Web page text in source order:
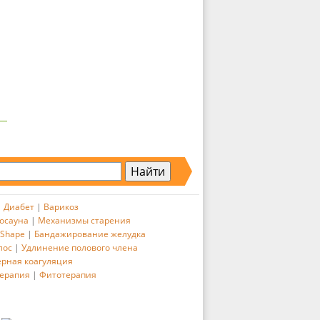
Диабет| Варикоз
| Механизмы старения
| Бандажирование желудка
| Удлинение полового члена
коагуляция
| Фитотерапия